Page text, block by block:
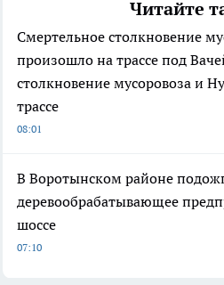
Читайте
Смертельное столкновение
произошло на трассе под
столкновение мусоровоза и
трассе
08:01
В Воротынском районе
деревообрабатывающее
шоссе
07:10